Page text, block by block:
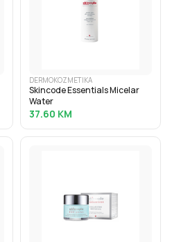
DERMOKOZMETIKA
Skincode Essentials Micelar
Water
37.60 KM